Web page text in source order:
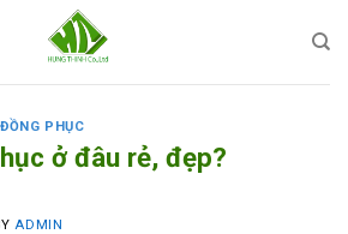
PHỤC
ở đâu rẻ, đẹp?
ADMIN